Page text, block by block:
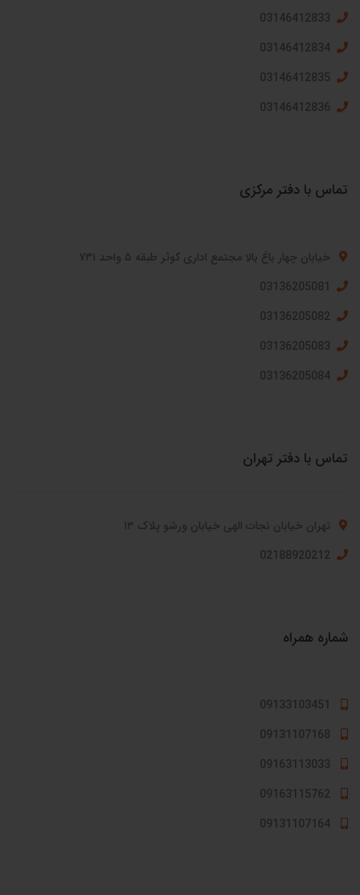
03146412833
03146412834
03146412835
03146412836
تماس با دفتر مرکزی
خیابان چهار باغ بالا مجتمع اداری کوثر طبقه ۵ واحد ۷۳۱
03136205081
03136205082
03136205083
03136205084
تماس با دفتر تهران
تهران خیابان نجات الهی خیابان ورشو پلاک ۱۳
02188920212
شماره همراه
09133103451
09131107168
09163113033
09163115762
09131107164